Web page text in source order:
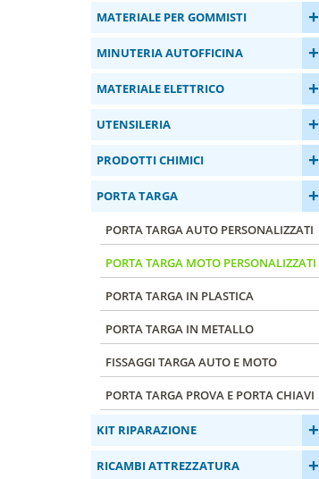
MATERIALE PER GOMMISTI +
MINUTERIA AUTOFFICINA +
MATERIALE ELETTRICO +
UTENSILERIA +
PRODOTTI CHIMICI +
PORTA TARGA +
PORTA TARGA AUTO PERSONALIZZATI
PORTA TARGA MOTO PERSONALIZZATI
PORTA TARGA IN PLASTICA
PORTA TARGA IN METALLO
FISSAGGI TARGA AUTO E MOTO
PORTA TARGA PROVA E PORTA CHIAVI
KIT RIPARAZIONE +
RICAMBI ATTREZZATURA +